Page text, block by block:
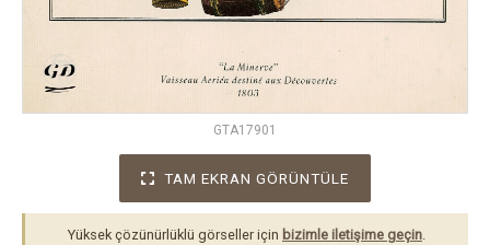
GTA17901
TAM EKRAN GÖRÜNTÜLE
Yüksek çözünürlüklü görseller için bizimle iletişime geçin.